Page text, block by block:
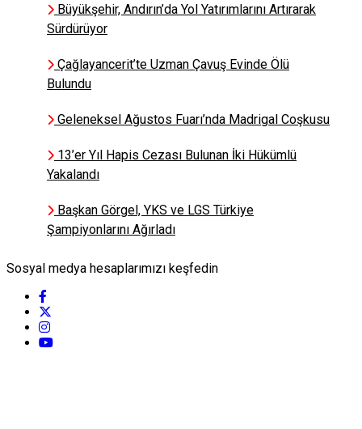
Büyükşehir, Andırın’da Yol Yatırımlarını Artırarak
Sürdürüyor
Çağlayancerit’te Uzman Çavuş Evinde Ölü
Bulundu
Geleneksel Ağustos Fuarı’nda Madrigal Coşkusu
13’er Yıl Hapis Cezası Bulunan İki Hükümlü
Yakalandı
Başkan Görgel, YKS ve LGS Türkiye
Şampiyonlarını Ağırladı
Sosyal medya hesaplarımızı keşfedin